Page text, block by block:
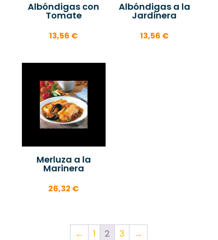
Albóndigas con
Tomate
13,56 €
Albóndigas a la
Jardinera
13,56 €
Merluza a la
Marinera
26,32 €
← 1 2 3 →